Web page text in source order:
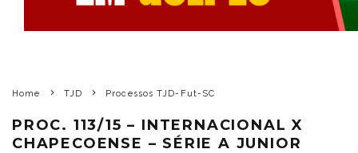
Home TJD Processos TJD-Fut-SC
PROC. 113/15 – INTERNACIONAL X
CHAPECOENSE – SÉRIE A JUNIOR